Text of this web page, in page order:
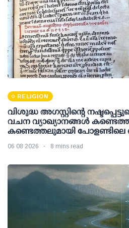
RELIGION
വിശുദ്ധ അഗസ്റ്റിന്റെ
വചന വ്യാഖ്യാനങ്ങൾ
കണ്ടെത്തലുമായി പോളണ്ടിലെ
06 08 2026 8 mins read